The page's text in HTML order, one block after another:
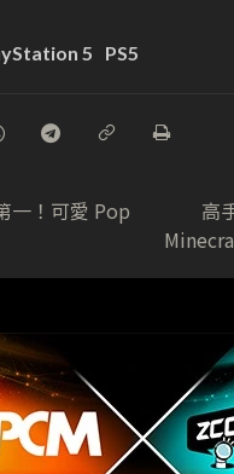
5 PS5
一！可愛 Pop
高